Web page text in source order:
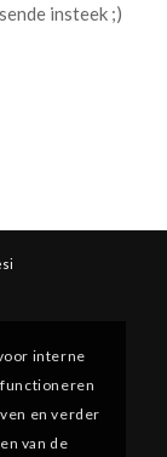
insteek ;)
interne
en verder
van de